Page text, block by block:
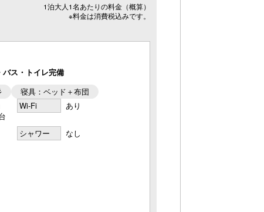
1泊大人1名あたりの料金（概算）
※料金は消費税込みです。
ス・トイレ完備
寝具：ベッド＋布団
Wi-Fi あり
シャワー なし